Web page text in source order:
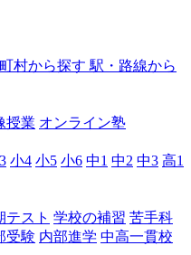
村から探す 駅・路線から
授業 オンライン塾
小4 小5 小6 中1 中2 中3 高1
テスト 学校の補習 苦手科
受験 内部進学 中高一貫校